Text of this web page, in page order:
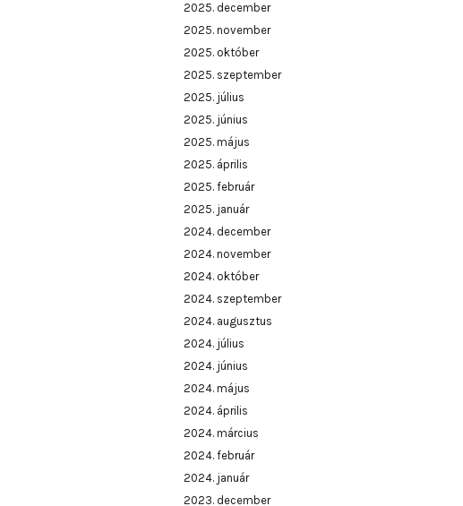
2025. december
2025. november
2025. október
2025. szeptember
2025. július
2025. június
2025. május
2025. április
2025. február
2025. január
2024. december
2024. november
2024. október
2024. szeptember
2024. augusztus
2024. július
2024. június
2024. május
2024. április
2024. március
2024. február
2024. január
2023. december